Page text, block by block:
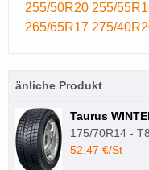
255/50R20 255/
265/65R17 275/
änliche Produkt
Taurus
175/70R14 -
52.47 €/St